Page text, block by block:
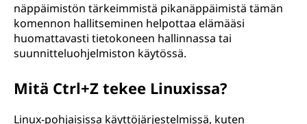
näppäimistön tärkeimmistä pikanäppäimistä tämän
komennon hallitseminen helpottaa elämääsi
huomattavasti tietokoneen hallinnassa tai
suunnitteluohjelmiston käytössä.
Mitä Ctrl+Z tekee Linuxissa?
Linux-pohjaisissa käyttöjärjestelmissä, kuten